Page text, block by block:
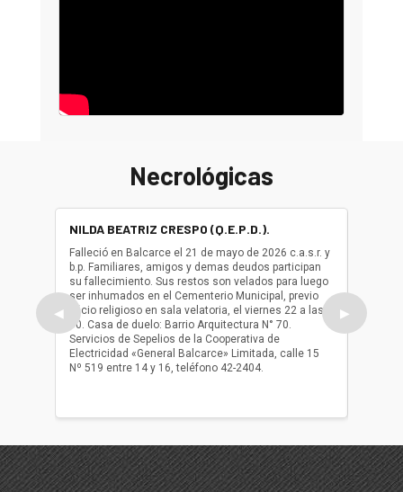
Necrológicas
◀
NILDA BEATRIZ CRESPO (Q.E.P.D.).
Falleció en Balcarce el 21 de mayo de 2026 c.a.s.r. y
b.p. Familiares, amigos y demas deudos participan
su fallecimiento. Sus restos son velados para luego
ser inhumados en el Cementerio Municipal, previo
oficio religioso en sala velatoria, el viernes 22 a las
10. Casa de duelo: Barrio Arquitectura N° 70.
Servicios de Sepelios de la Cooperativa de
Electricidad «General Balcarce» Limitada, calle 15
Nº 519 entre 14 y 16, teléfono 42-2404.
ser
oficio
▶